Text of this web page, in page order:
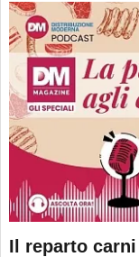
Il reparto